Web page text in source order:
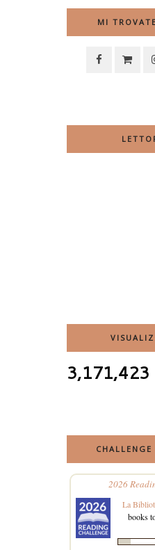
MI
3,171,423
2026
La
books